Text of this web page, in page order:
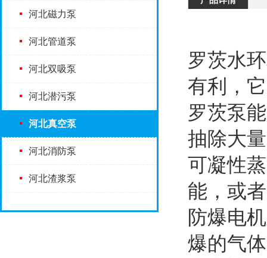
河北磁力泵
河北管道泵
河北双吸泵
河北潜污泵
河北真空泵
河北消防泵
河北渣浆泵
罗茨水
有利，
罗茨泵
抽除大
可凝性
能，或
防爆电
爆的气